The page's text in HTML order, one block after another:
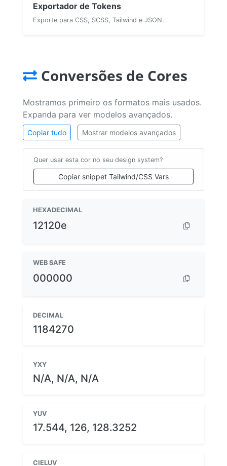
Exportador de Tokens
Exporte para CSS, SCSS, Tailwind e JSON.
Conversões de Cores
Mostramos primeiro os formatos mais usados.
Expanda para ver modelos avançados.
Copiar tudo Mostrar modelos avançados
Quer usar esta cor no seu design system?
Copiar snippet Tailwind/CSS Vars
HEXADECIMAL
12120e
WEB SAFE
000000
DECIMAL
1184270
YXY
N/A, N/A, N/A
YUV
17.544, 126, 128.3252
CIELUV